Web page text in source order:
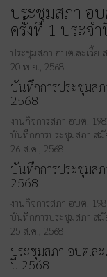
ประชุมสภา อ
ครั้งที่ 1 ประจ
ประชุมสภา อบต.ละเวี้ย
20 พ.ย., 2568
บันทึกการประชุมส
2568
งานกิจการสภา อบต.
บันทึกการประชุมสภา ส
26 ส.ค., 2568
บันทึกการประชุมส
2568
งานกิจการสภา อบต.
บันทึกการประชุมสภา ส
25 ส.ค., 2568
ประชุมสภา อบต.ล
ปี 2568